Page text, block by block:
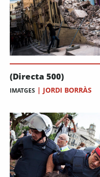
(Directa 500)
IMATGES | JORDI BORRÀS